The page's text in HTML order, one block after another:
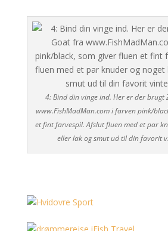
4: Bind din vinge ind. Her er der brugt
www.FishMadMan.com i farven pink/
et fint farvespil. Afslut fluen med et par
eller lak og smut ud til din favorit